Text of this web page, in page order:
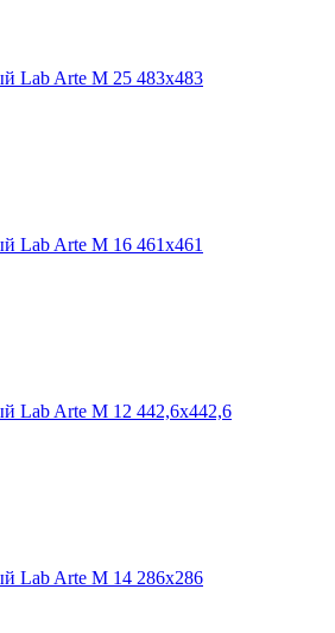
Lab Arte М 25 483х483
Lab Arte М 16 461х461
Lab Arte М 12 442,6х442,6
Lab Arte М 14 286х286